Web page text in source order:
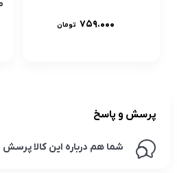
۷۵۹.۰۰۰ تومان
پرسش و پاسخ
شما هم درباره این کالا